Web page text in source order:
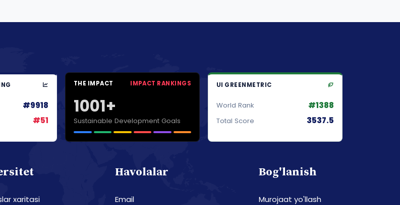
#9918
#51
THE IMPACT IMPACT RANKINGS
1001+
Sustainable Development Goals
UI GREENMETRIC
World Rank #1388
Total Score 3537.5
xaritasi
Havolalar
Email
Bog'lanish
Murojaat yo'llash